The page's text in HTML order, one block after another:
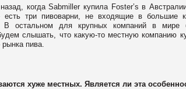
когда Sabmiller купила Foster’s в
три пивоварни, не входящие в большие
В остальном для крупных компаний в мире
слышать, что какую-то местную компанию
пива.
хуже местных. Является ли эта